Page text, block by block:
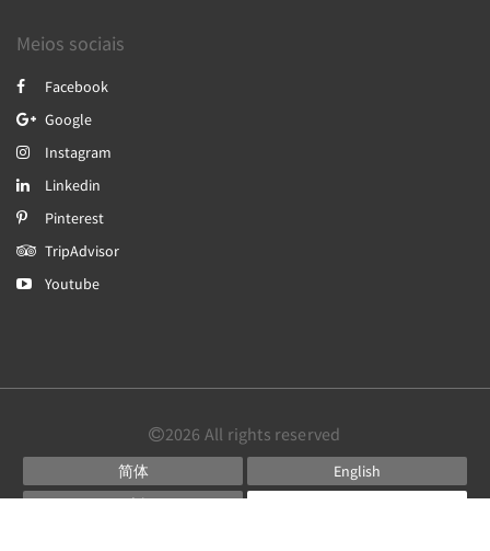
Meios sociais
Facebook
Google
Instagram
Linkedin
Pinterest
TripAdvisor
Youtube
2026 All rights reserved
简体
English
日本語